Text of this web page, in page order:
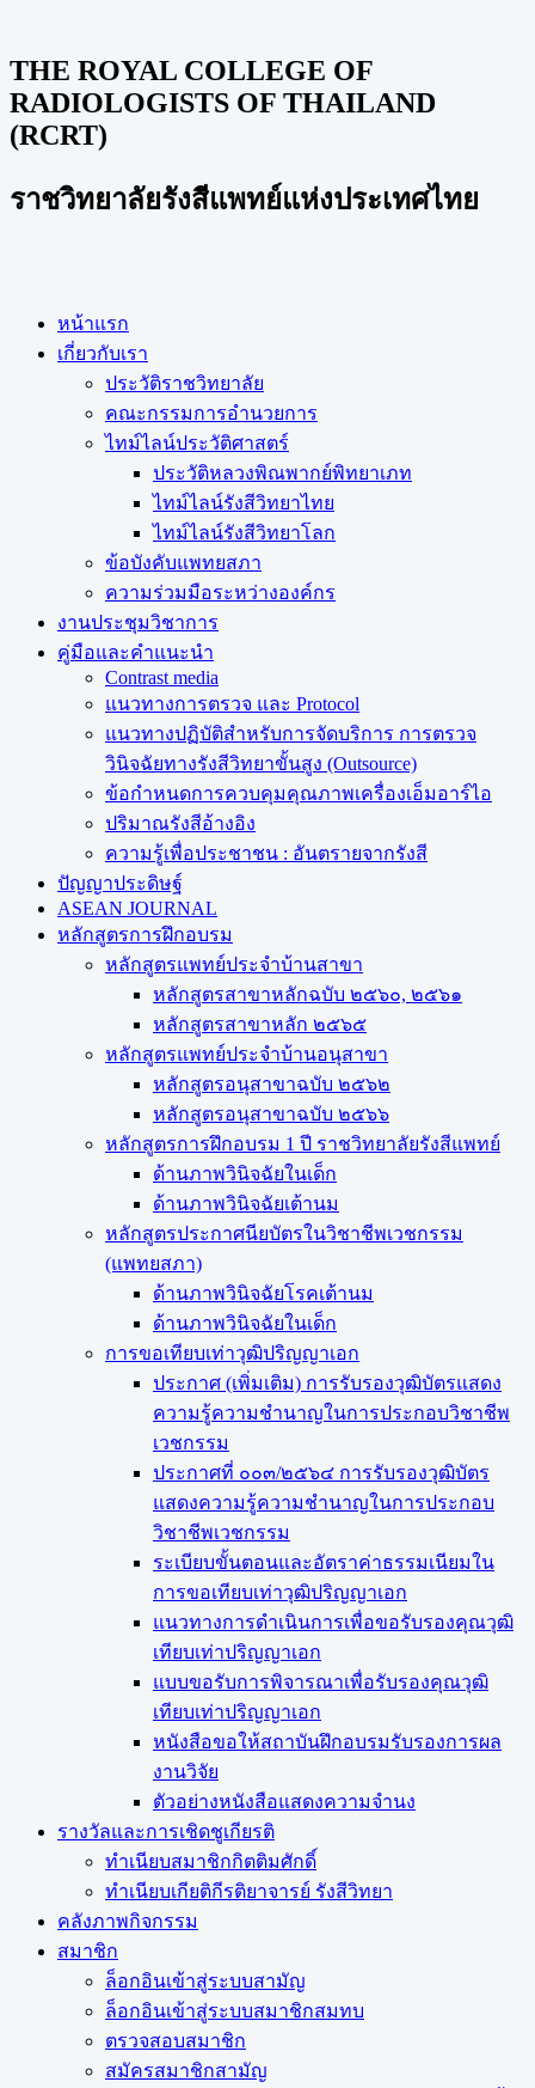
THE ROYAL COLLEGE OF
RADIOLOGISTS OF THAILAND
(RCRT)
ราชวิทยาลัยรังสีแพทย์แห่งประเทศไทย
หน้าแรก
เกี่ยวกับเรา
ประวัติราชวิทยาลัย
คณะกรรมการอำนวยการ
ไทม์ไลน์ประวัติศาสตร์
ประวัติหลวงพิณพากย์พิทยาเภท
ไทม์ไลน์รังสีวิทยาไทย
ไทม์ไลน์รังสีวิทยาโลก
ข้อบังคับแพทยสภา
ความร่วมมือระหว่างองค์กร
งานประชุมวิชาการ
คู่มือและคำแนะนำ
Contrast media
แนวทางการตรวจ และ Protocol
แนวทางปฏิบัติสำหรับการจัดบริการ การตรวจ
วินิจฉัยทางรังสีวิทยาขั้นสูง (Outsource)
ข้อกำหนดการควบคุมคุณภาพเครื่องเอ็มอาร์ไอ
ปริมาณรังสีอ้างอิง
ความรู้เพื่อประชาชน : อันตรายจากรังสี
ปัญญาประดิษฐ์
ASEAN JOURNAL
หลักสูตรการฝึกอบรม
หลักสูตรแพทย์ประจำบ้านสาขา
หลักสูตรสาขาหลักฉบับ ๒๕๖๐, ๒๕๖๑
หลักสูตรสาขาหลัก ๒๕๖๕
หลักสูตรแพทย์ประจำบ้านอนุสาขา
หลักสูตรอนุสาขาฉบับ ๒๕๖๒
หลักสูตรอนุสาขาฉบับ ๒๕๖๖
หลักสูตรการฝึกอบรม 1 ปี ราชวิทยาลัยรังสีแพทย์
ด้านภาพวินิจฉัยในเด็ก
ด้านภาพวินิจฉัยเต้านม
หลักสูตรประกาศนียบัตรในวิชาชีพเวชกรรม
(แพทยสภา)
ด้านภาพวินิจฉัยโรคเต้านม
ด้านภาพวินิจฉัยในเด็ก
การขอเทียบเท่า​วุฒิปริญญา​เอก
ประกาศ (เพิ่มเติม) การรับรองวุฒิบัตรแสดง
ความรู้ความชำนาญในการประกอบวิชาชีพ
เวชกรรม
ประกาศที่ ๐๐๓/๒๕๖๔ การรับรองวุฒิบัตร
แสดงความรู้ความชำนาญในการประกอบ
วิชาชีพเวชกรรม
ระเบียบขั้นตอนและอัตราค่าธรรมเนียมใน
การขอเทียบเท่าวุฒิปริญญาเอก
แนวทางการดำเนินการเพื่อขอรับรองคุณวุฒิ
เทียบเท่าปริญญาเอก
แบบขอรับการพิจารณาเพื่อรับรองคุณวุฒิ
เทียบเท่าปริญญาเอก
หนังสือขอให้สถาบันฝึกอบรมรับรองการผล
งานวิจัย
ตัวอย่างหนังสือแสดงความจำนง
รางวัลและการเชิดชูเกียรติ
ทำเนียบสมาชิกกิตติมศักดิ์
ทำเนียบเกียติกีรติยาจารย์ รังสีวิทยา
คลังภาพกิจกรรม
สมาชิก
ล็อกอินเข้าสู่ระบบสามัญ
ล็อกอินเข้าสู่ระบบสมาชิกสมทบ
ตรวจสอบสมาชิก
สมัครสมาชิกสามัญ